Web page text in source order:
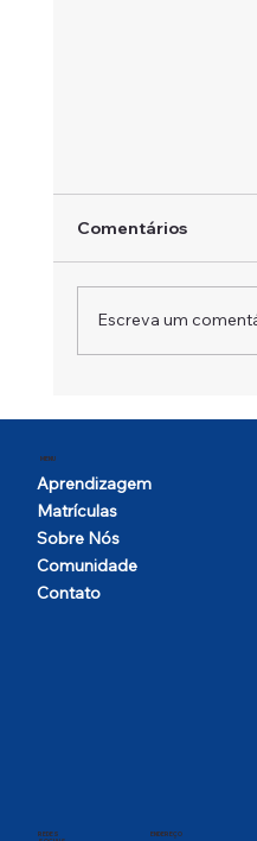
Um
Comentários
Escreva um
MENU
Aprendizagem
Matrículas
Sobre Nós
Comunidade
Contato
ENDEREÇO
REDES